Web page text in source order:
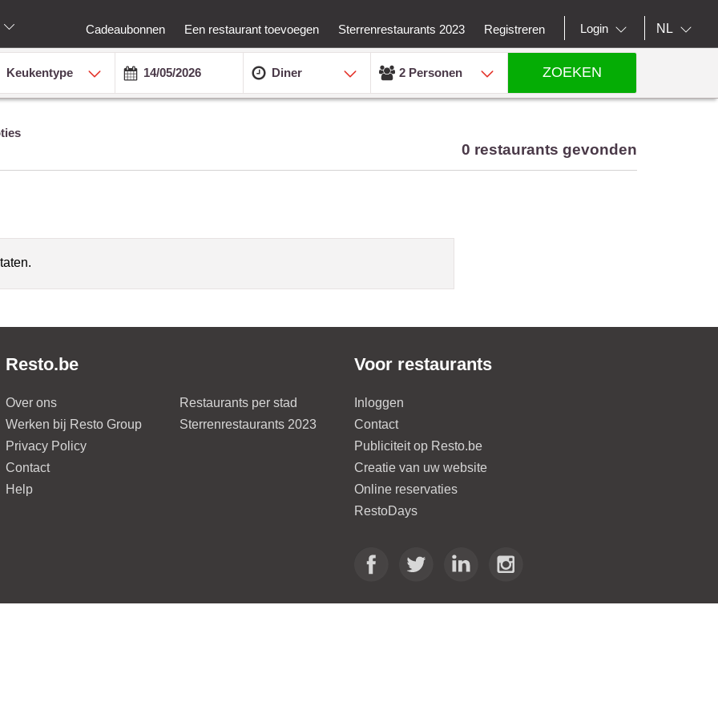
Cadeaubonnen Een restaurant toevoegen Sterrenrestaurants 2023 Registreren Login NL
Keukentype Diner 2 Personen ZOEKEN
0 restaurants gevonden
Resto.be
Over ons
Werken bij Resto Group
Privacy Policy
Contact
Help
Restaurants per stad
Sterrenrestaurants 2023
Voor restaurants
Inloggen
Contact
Publiciteit op Resto.be
Creatie van uw website
Online reservaties
RestoDays